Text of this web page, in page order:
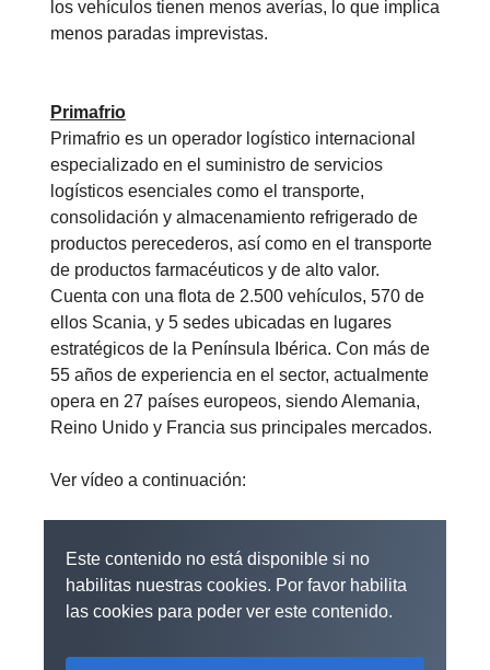
los vehículos tienen menos averías, lo que implica
menos paradas imprevistas.
Primafrio
Primafrio es un operador logístico internacional
especializado en el suministro de servicios
logísticos esenciales como el transporte,
consolidación y almacenamiento refrigerado de
productos perecederos, así como en el transporte
de productos farmacéuticos y de alto valor.
Cuenta con una flota de 2.500 vehículos, 570 de
ellos Scania, y 5 sedes ubicadas en lugares
estratégicos de la Península Ibérica. Con más de
55 años de experiencia en el sector, actualmente
opera en 27 países europeos, siendo Alemania,
Reino Unido y Francia sus principales mercados.
Ver vídeo a continuación:
Este contenido no está disponible si no
habilitas nuestras cookies. Por favor habilita
las cookies para poder ver este contenido.